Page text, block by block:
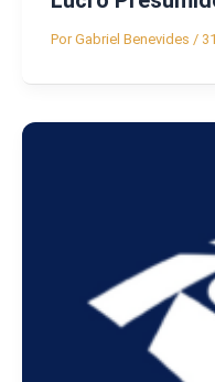
PorGabriel Benevides /